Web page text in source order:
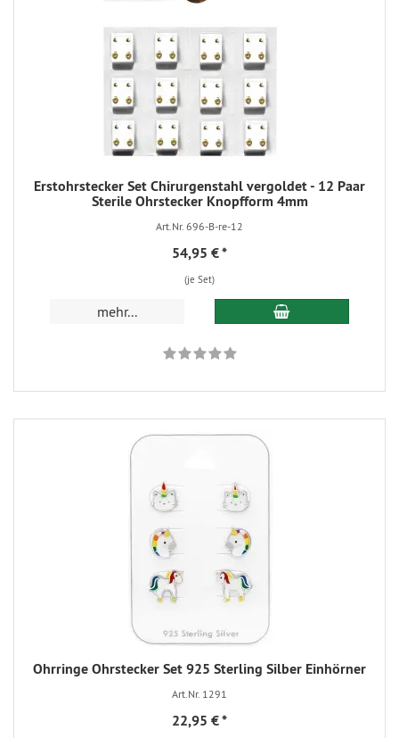
Erstohrstecker Set Chirurgenstahl vergoldet - 12 Paar
Sterile Ohrstecker Knopfform 4mm
Art.Nr. 696-B-re-12
54,95 €*
(je Set)
mehr...
Ohrringe Ohrstecker Set 925 Sterling Silber Einhörner
Art.Nr. 1291
22,95 €*